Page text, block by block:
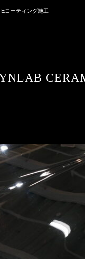
コーティング施工